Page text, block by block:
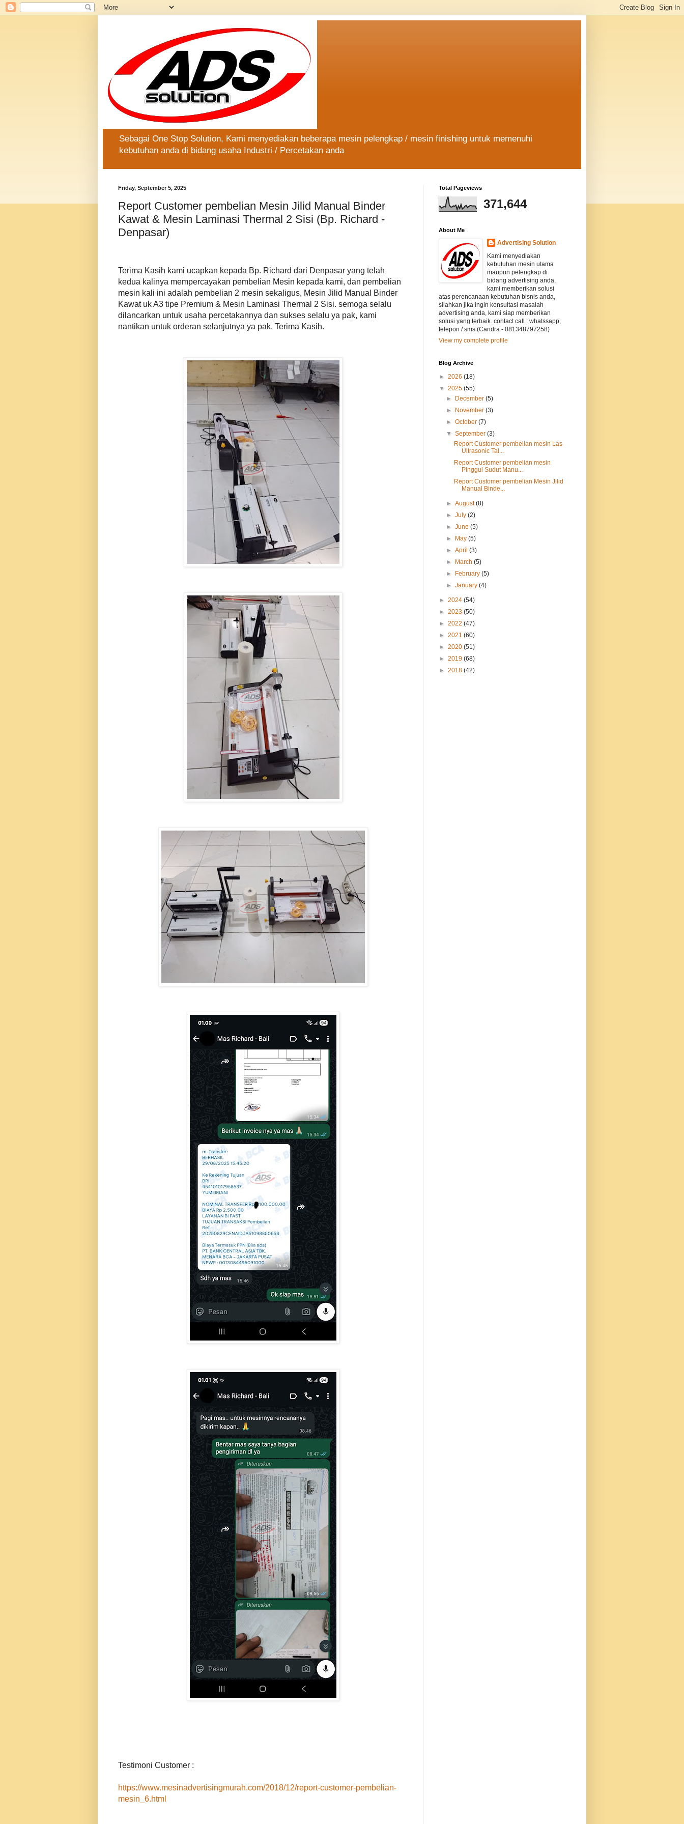
Sebagai One Stop Solution, Kami menyediakan beberapa mesin pelengkap / mesin finishing untuk memenuhi
kebutuhan anda di bidang usaha Industri / Percetakan anda
Friday, September 5, 2025
Report Customer pembelian Mesin Jilid Manual Binder
Kawat & Mesin Laminasi Thermal 2 Sisi (Bp. Richard -
Denpasar)
Terima Kasih kami ucapkan kepada Bp. Richard dari Denpasar yang telah
kedua kalinya mempercayakan pembelian Mesin kepada kami, dan pembelian
mesin kali ini adalah pembelian 2 mesin sekaligus, Mesin Jilid Manual Binder
Kawat uk A3 tipe Premium & Mesin Laminasi Thermal 2 Sisi. semoga selalu
dilancarkan untuk usaha percetakannya dan sukses selalu ya pak, kami
nantikan untuk orderan selanjutnya ya pak. Terima Kasih.
Testimoni Customer :
https://www.mesinadvertisingmurah.com/2018/12/report-customer-pembelian-
mesin_6.html
Total Pageviews
371,644
About Me
Advertising Solution
Kami menyediakan
kebutuhan mesin utama
maupun pelengkap di
bidang advertising anda,
kami memberikan solusi
atas perencanaan kebutuhan bisnis anda,
silahkan jika ingin konsultasi masalah
advertising anda, kami siap memberikan
solusi yang terbaik. contact call : whatssapp,
telepon / sms (Candra - 081348797258)
View my complete profile
Blog Archive
► 2026 (18)
▼ 2025 (55)
►
December(5)
►
November(3)
►October(7)
▼September(3)
Report Customer pembelian mesin Las
Ultrasonic Tal...
Report Customer pembelian mesin
Pinggul Sudut Manu...
Report Customer pembelian Mesin Jilid
Manual Binde...
►August(8)
►July(2)
►June(5)
►
May(5)
►April(3)
►
March(5)
►
February(5)
►January(4)
► 2024 (54)
► 2023 (50)
► 2022 (47)
► 2021 (60)
► 2020 (51)
► 2019 (68)
► 2018 (42)